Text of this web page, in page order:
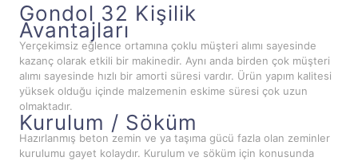
Gondol 32 Kişilik
Avantajları
Yerçekimsiz eğlence ortamına çoklu müşteri alımı sayesinde
kazanç olarak etkili bir makinedir. Aynı anda birden çok müşteri
alımı sayesinde hızlı bir amorti süresi vardır. Ürün yapım kalitesi
yüksek olduğu içinde malzemenin eskime süresi çok uzun
olmaktadır.
Kurulum / Söküm
Hazırlanmış beton zemin ve ya taşıma gücü fazla olan zeminler
kurulumu gayet kolaydır. Kurulum ve söküm için konusunda